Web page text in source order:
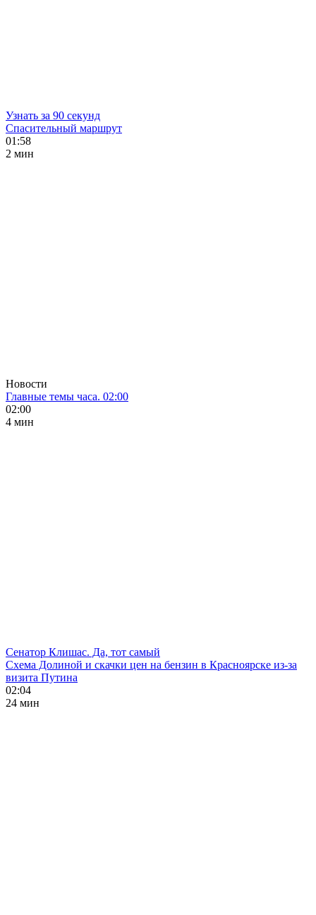
Узнать за 90 секунд
Спасительный маршрут
01:58
2 мин
Новости
Главные темы часа. 02:00
02:00
4 мин
Сенатор Клишас. Да, тот самый
Схема Долиной и скачки цен на бензин в Красноярске из-за
визита Путина
02:04
24 мин